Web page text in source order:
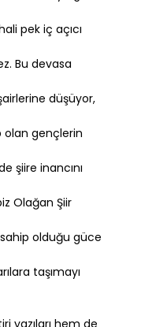
pek iç açıcı
Bu devasa
düşüyor,
gençlerin
şiire inancını
Olağan Şiir
olduğu güce
taşımayı
yazıları hem de